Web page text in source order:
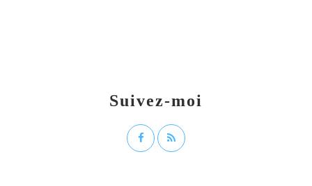
Suivez-moi